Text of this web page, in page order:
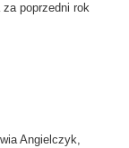
poprzedni rok
Angielczyk,